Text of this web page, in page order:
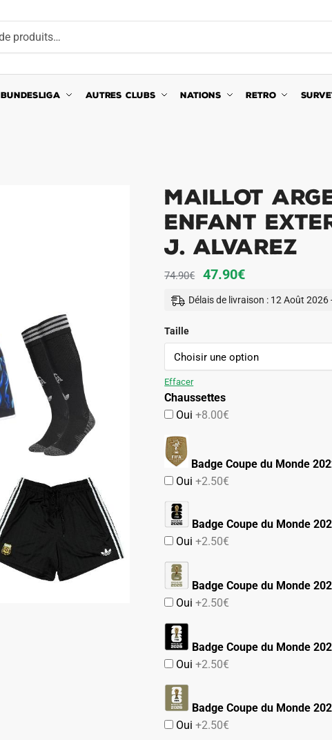
BUNDESLIGA AUTRES CLUBS NATIONS RETRO
Maillot
Enfant
J. Alvarez
74.90€
Le
prix
74.90€.
47.90€Le
prix
47.90€.
Délais de livraison : 12 Août
Taille
Effacer
Chaussettes
Oui+8.00€
Badge Coupe du Monde
Oui+2.50€
Badge Coupe du Monde
Oui+2.50€
Badge Coupe du Monde
Oui+2.50€
Badge Coupe du Monde
Oui+2.50€
Badge Coupe du Monde
Oui+2.50€